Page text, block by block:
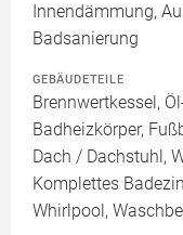
Innendämmung,
Badsanierung
GEBÄUDETEILE
Brennwertkessel,
Badheizkörper,
Dach / Dachstuhl,
Komplettes
Whirlpool,